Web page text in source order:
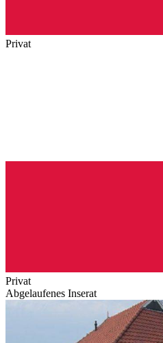
Privat
Privat
Abgelaufenes Inserat